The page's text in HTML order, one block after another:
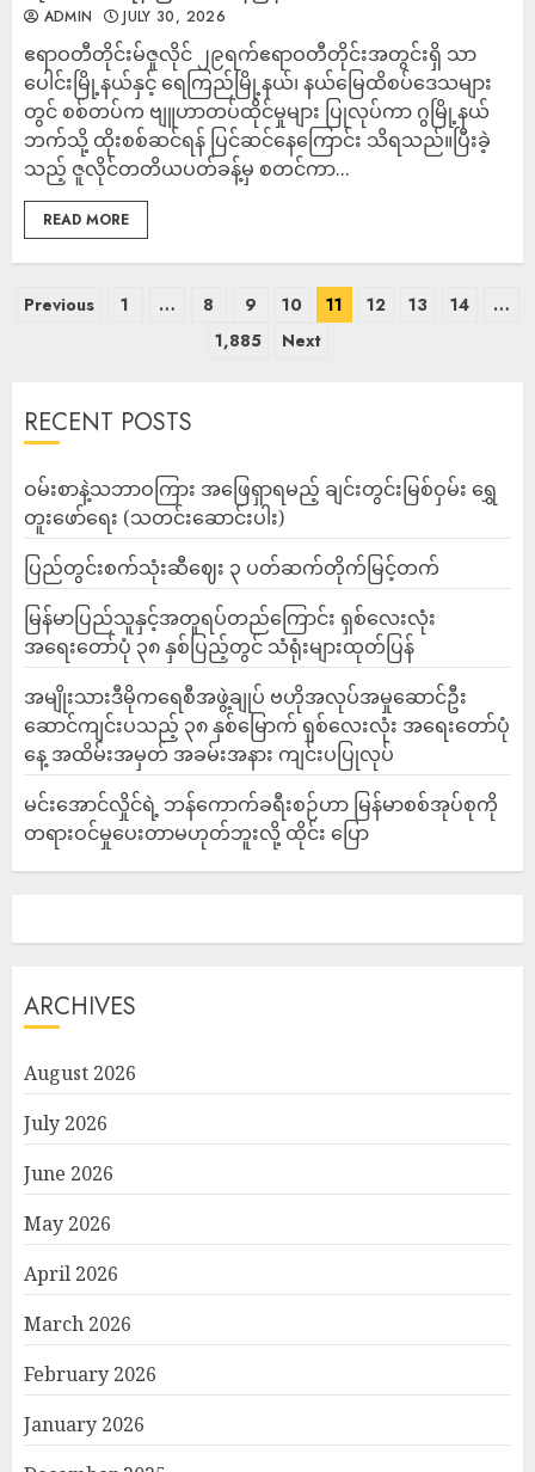
ADMIN JULY 30, 2026
‎ဧရာဝတီတိုင်းမ်‎ဇူလိုင် ၂၉ရက်‎‎ဧရာဝတီတိုင်းအတွင်းရှိ သာ
ပေါင်းမြို့နယ်နှင့် ရေကြည်မြို့နယ်၊ နယ်မြေထိစပ်ဒေသများ
တွင် စစ်တပ်က ဗျူဟာတပ်ထိုင်မှုများ ပြုလုပ်ကာ ဂွမြို့နယ်
ဘက်သို့ ထိုးစစ်ဆင်ရန် ပြင်ဆင်နေကြောင်း သိရသည်။‎‎ပြီးခဲ့
သည့် ဇူလိုင်တတိယပတ်ခန့်မှ စတင်ကာ...
READ MORE
Previous 1 … 8 9 10 11 12 13 14
…
1,885
Next
RECENT POSTS
ဝမ်းစာနဲ့သဘာဝကြား အဖြေရှာရမည့် ချင်းတွင်းမြစ်ဝှမ်း ရွှေ
တူးဖော်ရေး (သတင်းဆောင်းပါး)
ပြည်တွင်းစက်သုံးဆီဈေး ၃ ပတ်ဆက်တိုက်မြင့်တက်
မြန်မာပြည်သူနှင့်အတူရပ်တည်ကြောင်း ရှစ်လေးလုံး
အရေးတော်ပုံ ၃၈ နှစ်ပြည့်တွင် သံရုံးများထုတ်ပြန်
အမျိုးသားဒီမိုကရေစီအဖွဲ့ချုပ် ဗဟိုအလုပ်အမှုဆောင်ဦး
ဆောင်ကျင်းပသည့် ၃၈ နှစ်မြောက် ရှစ်လေးလုံး အရေးတော်ပုံ
နေ့ အထိမ်းအမှတ် အခမ်းအနား ကျင်းပပြုလုပ်
မင်းအောင်လှိုင်ရဲ့ ဘန်ကောက်ခရီးစဉ်ဟာ မြန်မာစစ်အုပ်စုကို
တရားဝင်မှုပေးတာမဟုတ်ဘူးလို့ ထိုင်း ပြော
ARCHIVES
August 2026
July 2026
June 2026
May 2026
April 2026
March 2026
February 2026
January 2026